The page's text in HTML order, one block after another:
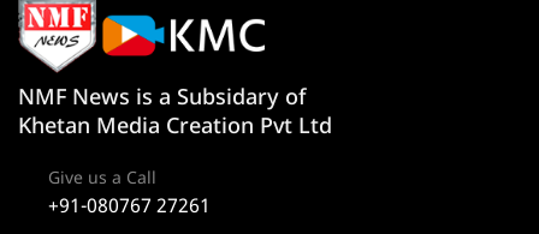
NMF News is a Subsidary of
Khetan Media Creation Pvt Ltd
Give us a Call
+91-080767 27261